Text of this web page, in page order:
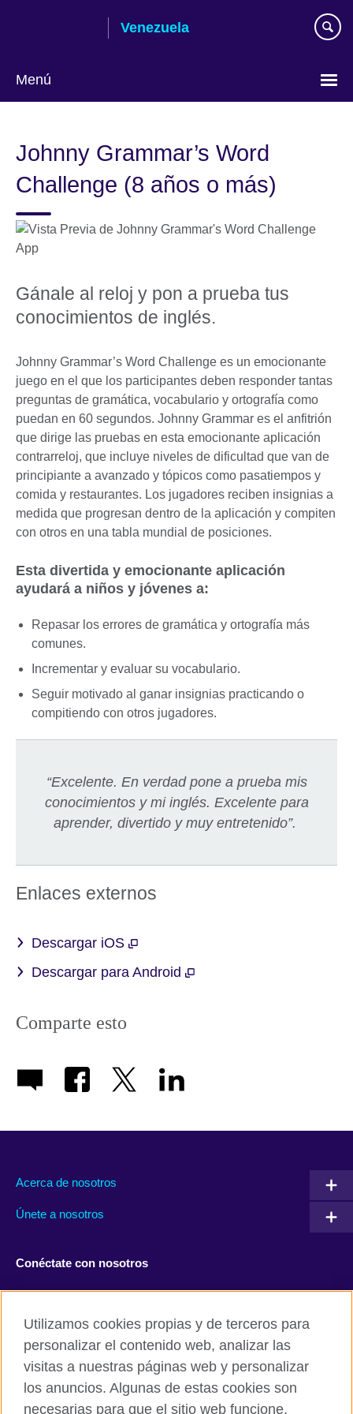
Venezuela
Menú
idioma
Johnny Grammar’s Word
Challenge (8 años o más)
Gánale al reloj y pon a prueba tus
conocimientos de inglés.
Johnny Grammar’s Word Challenge es un emocionante
juego en el que los participantes deben responder tantas
preguntas de gramática, vocabulario y ortografía como
puedan en 60 segundos. Johnny Grammar es el anfitrión
que dirige las pruebas en esta emocionante aplicación
contrarreloj, que incluye niveles de dificultad que van de
principiante a avanzado y tópicos como pasatiempos y
comida y restaurantes. Los jugadores reciben insignias a
medida que progresan dentro de la aplicación y compiten
con otros en una tabla mundial de posiciones.
Esta divertida y emocionante aplicación
ayudará a niños y jóvenes a:
Repasar los errores de gramática y ortografía más
comunes.
Incrementar y evaluar su vocabulario.
Seguir motivado al ganar insignias practicando o
compitiendo con otros jugadores.
“Excelente. En verdad pone a prueba mis
conocimientos y mi inglés. Excelente para
aprender, divertido y muy entretenido”.
Enlaces externos
Descargar iOS
Descargar para Android
Comparte esto
Acerca de nosotros
Únete a nosotros
Conéctate con nosotros
Utilizamos cookies propias y de terceros para
personalizar el contenido web, analizar las
visitas a nuestras páginas web y personalizar
los anuncios. Algunas de estas cookies son
necesarias para que el sitio web funcione,